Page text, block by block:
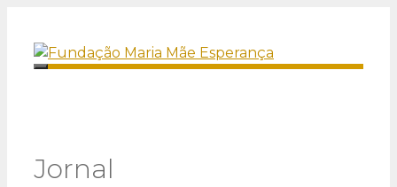
Menu
Jornal